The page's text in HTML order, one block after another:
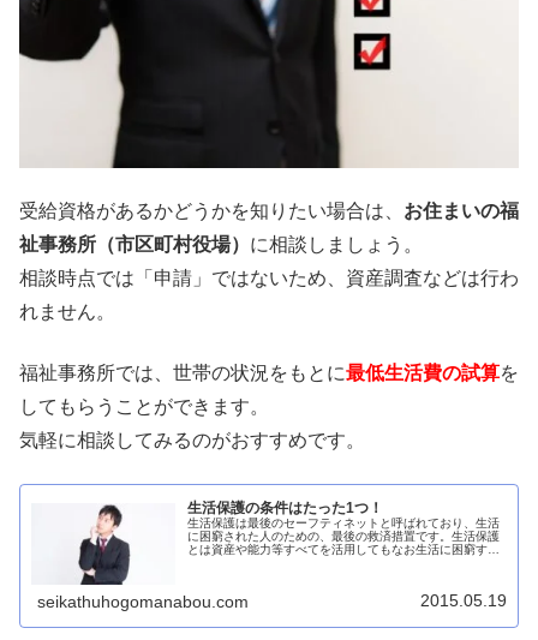
受給資格があるかどうかを知りたい場合は、 お住まいの福
祉事務所（市区町村役場） に相談しましょう。
相談時点では「申請」ではないため、資産調査などは行わ
れません。
福祉事務所では、世帯の状況をもとに最低生活費の試算を
してもらうことができます。
気軽に相談してみるのがおすすめです。
生活保護の条件はたった1つ！
生活保護は最後のセーフティネットと呼ばれており、生活
に困窮された人のための、最後の救済措置です。生活保護
とは資産や能力等すべてを活用してもなお生活に困窮する
seikathuhogomanabou.com 2015.05.19